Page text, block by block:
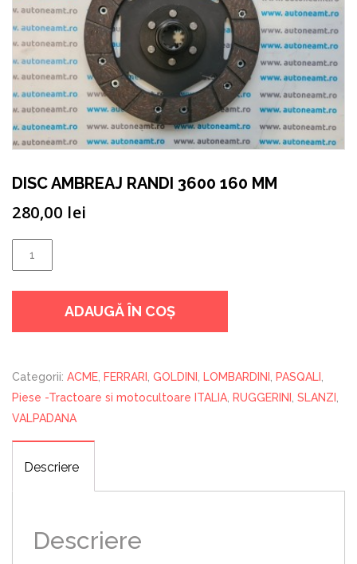
DISC AMBREAJ RANDI 3600 160 MM
280,00 lei
DISC
AMBREAJ
3600
MM
ADAUGĂ ÎN COȘ
Categorii: ACME FERRARI GOLDINI LOMBARDINI PASQALI
Piese -Tractoare si motocultoare ITALIA RUGGERINI SLANZI
VALPADANA
Descriere
Descriere